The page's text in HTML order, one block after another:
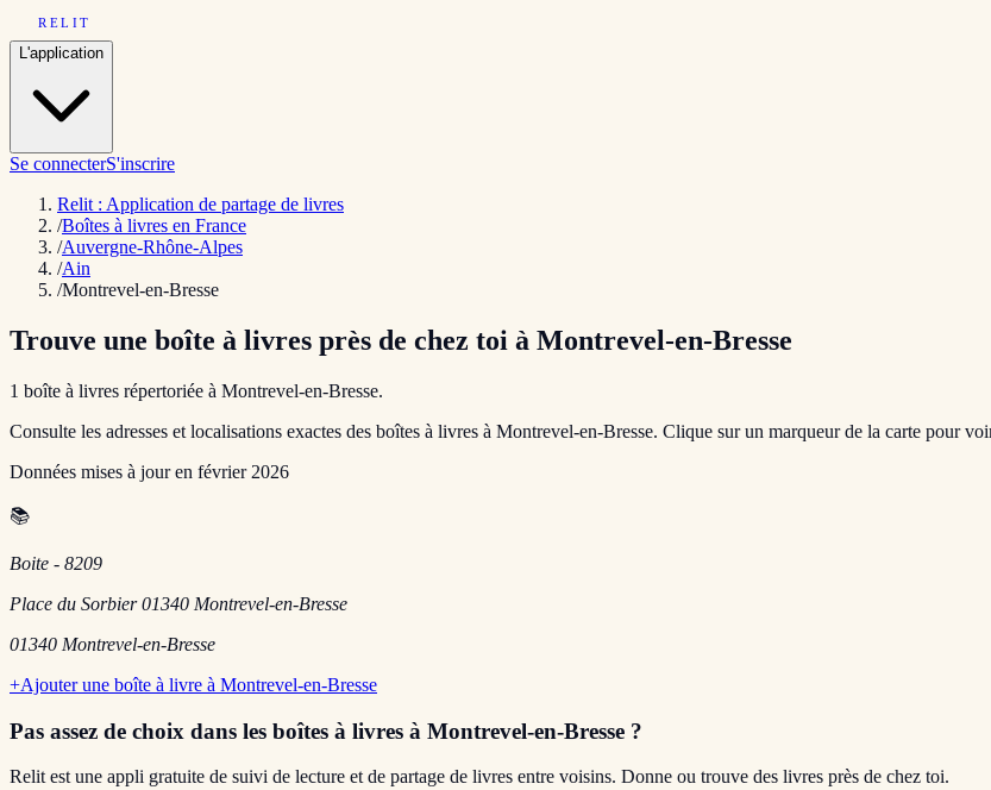
RELIT
L'application
Se connecterS'inscrire
Relit : Application de partage de livres
/Boîtes à livres en France
/Auvergne-Rhône-Alpes
/Ain
/Montrevel-en-Bresse
Trouve une boîte à livres près de chez toi à Montrevel-en-Bresse
1 boîte à livres répertoriée à Montrevel-en-Bresse.
Consulte les adresses et localisations exactes des boîtes à livres à Montrevel-en-Bresse. Clique sur un marqueur de la carte pour
Données mises à jour en février 2026
📚
Boite - 8209
Place du Sorbier 01340 Montrevel-en-Bresse
01340 Montrevel-en-Bresse
+Ajouter une boîte à livre à Montrevel-en-Bresse
Pas assez de choix dans les boîtes à livres à Montrevel-en-Bresse ?
Relit est une appli gratuite de suivi de lecture et de partage de livres entre voisins. Donne ou trouve des livres près de chez toi.